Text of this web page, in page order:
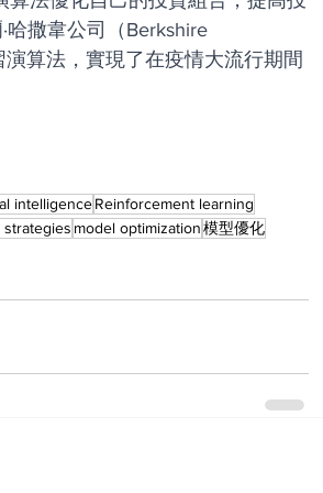
撒韋公司（Berkshire
算法，實現了在疫情大流行期間
intelligenceReinforcement learning
strategies model optimization模型優化